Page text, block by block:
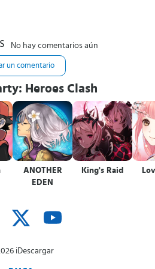
No hay comentarios aún
un comentario
Heroes Clash
ANOTHER
EDEN
King's Raid
iDescargar